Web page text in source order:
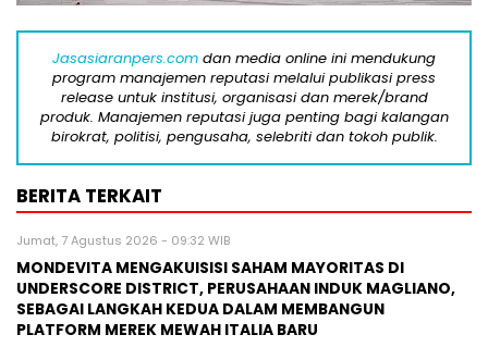
Jasasiaranpers.com dan media online ini mendukung
program manajemen reputasi melalui publikasi press
release untuk institusi, organisasi dan merek/brand
produk. Manajemen reputasi juga penting bagi kalangan
birokrat, politisi, pengusaha, selebriti dan tokoh publik.
BERITA TERKAIT
Jumat, 7 Agustus 2026 - 09:32 WIB
MONDEVITA MENGAKUISISI SAHAM MAYORITAS DI
UNDERSCORE DISTRICT, PERUSAHAAN INDUK MAGLIANO,
SEBAGAI LANGKAH KEDUA DALAM MEMBANGUN
PLATFORM MEREK MEWAH ITALIA BARU